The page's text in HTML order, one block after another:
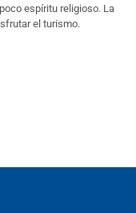
espíritu religioso. La
el turismo.